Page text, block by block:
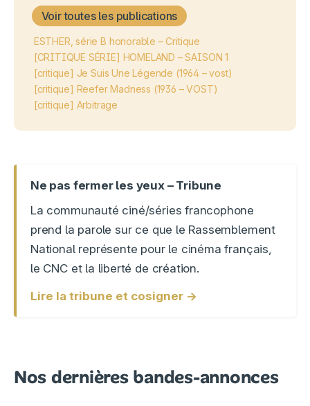
Voir toutes les publications
ESTHER, série B honorable – Critique
[CRITIQUE SÉRIE] HOMELAND – SAISON 1
[critique] Je Suis Une Légende (1964 – vost)
[critique] Reefer Madness (1936 – VOST)
[critique] Arbitrage
Ne pas fermer les yeux – Tribune
La communauté ciné/séries francophone
prend la parole sur ce que le Rassemblement
National représente pour le cinéma français,
le CNC et la liberté de création.
Lire la tribune et cosigner →
Nos dernières bandes-annonces